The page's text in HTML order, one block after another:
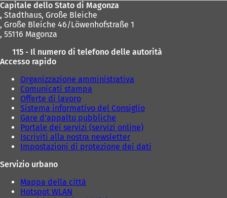
Capitale dello Stato di Magonza
, Stadthaus, Große Bleiche
, Große Bleiche 46/Löwenhofstraße 1
, 55116 Magonza
115 - Il numero di telefono delle autorità
Accesso rapido
Organizzazione amministrativa
Comunicati stampa
Offerte di lavoro
Sistema informativo del Consiglio
Gare d'appalto pubbliche
Portale dei servizi (servizi online)
Iscriviti alla nostra newsletter
Impostazioni di protezione dei dati
Servizio urbano
Mappa della città
Hotspot WLAN